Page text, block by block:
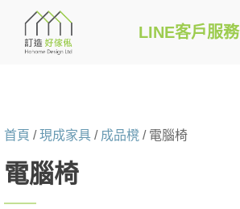
LINE客戶服務
首頁 /現成家具 / 成品櫈 / 電腦椅
電腦椅